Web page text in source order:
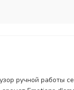
ручной работы